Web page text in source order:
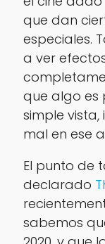
que dan
especiales.
a ver
que algo
simple
mal en ese
El punto de
declarado
sabemos